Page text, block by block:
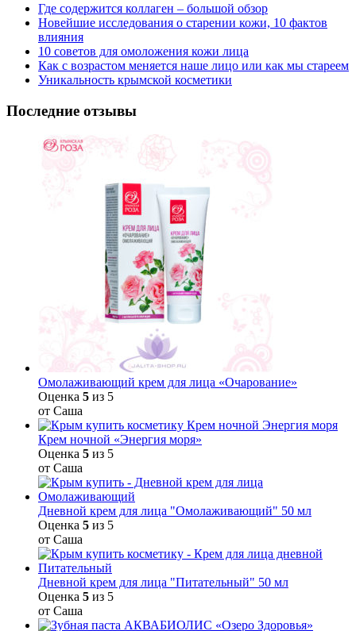
Где содержится коллаген – большой обзор
Новейшие исследования о старении кожи, 10 фактов
влияния
10 советов для омоложения кожи лица
Как с возрастом меняется наше лицо или как мы стареем
Уникальность крымской косметики
Последние отзывы
Омолаживающий крем для лица «Очарование»
Оценка 5 из 5
от Саша
Крем ночной «Энергия моря»
Оценка 5 из 5
от Саша
Дневной крем для лица "Омолаживающий" 50 мл
Оценка 5 из 5
от Саша
Дневной крем для лица "Питательный" 50 мл
Оценка 5 из 5
от Саша